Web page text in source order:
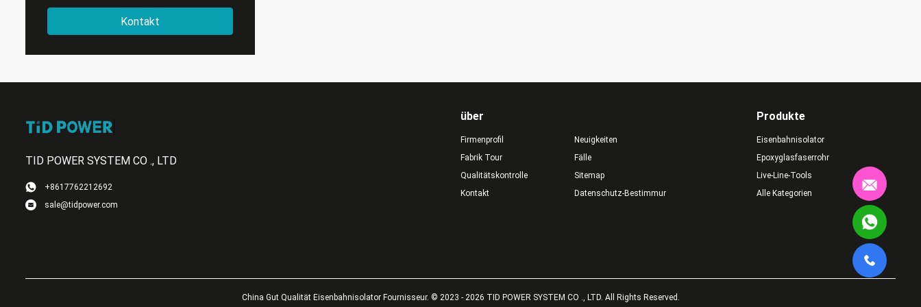
Kontakt
TID POWER SYSTEM CO ., LTD
+8617762212692
sale@tidpower.com
über
Firmenprofil
Fabrik Tour
Qualitätskontrolle
Kontakt
Neuigkeiten
Fälle
Sitemap
Datenschutz-Bestimmungen
Produkte
Eisenbahnisolator
Epoxyglasfaserrohr
Live-Line-Tools
Alle Kategorien
China Gut Qualität Eisenbahnisolator Fournisseur. © 2023 - 2026 TID POWER SYSTEM CO ., LTD. All Rights Reserved.